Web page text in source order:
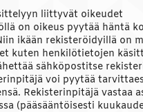
liittyvät oikeudet
on oikeus pyytää häntä
ikään rekisteröidyillä on
kuten henkilötietojen
sähköpostitse
voi pyytää
Rekisterinpitäjä vastaa
(pääsääntöisesti